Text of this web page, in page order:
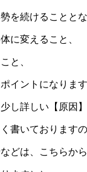
を続けることと
に変えること、
と、
イントになります
し詳しい【原因
書いております
どは、こちらか